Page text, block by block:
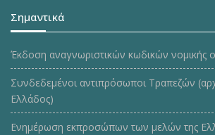
Σημαντικά
Έκδοση αναγνωριστικών κωδικών νομικής
Συνδεδεμένοι αντιπρόσωποι Τραπεζών
Ελλάδος)
Ενημέρωση εκπροσώπων των μελών της